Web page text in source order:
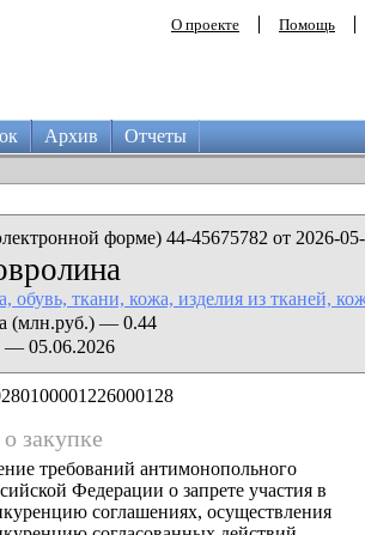
О проекте Помощь
Архив Отчеты
форме) 44-45675782 от 2026-
обувь, ткани, кожа, изделия из тканей,
(млн.руб.) — 0.44
— 05.06.2026
закупке
требований антимонопольного
Федерации о запрете участия в
соглашениях, осуществления